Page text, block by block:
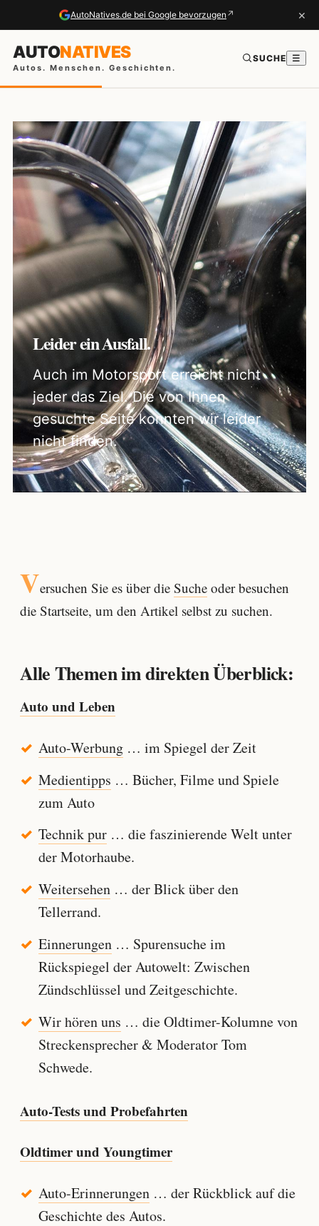
AutoNatives.de bei Google bevorzugen ↗ ×
AUTONATIVES
Autos. Menschen. Geschichten.
SUCHE ☰
Leider ein Ausfall.
Auch im Motorsport erreicht nicht
jeder das Ziel. Die von Ihnen
gesuchte Seite konnten wir leider
nicht finden.
Versuchen Sie es über die Sucheoder besuchen
die Startseite, um den Artikel selbst zu suchen.
Alle Themen im direkten Überblick:
Auto und Leben
Auto-Werbung… im Spiegel der Zeit
Medientipps … Bücher, Filme und Spiele
zum Auto
Technik pur… die faszinierende Welt unter
der Motorhaube.
Weitersehen… der Blick über den
Tellerrand.
Einnerungen… Spurensuche im
Rückspiegel der Autowelt: Zwischen
Zündschlüssel und Zeitgeschichte.
Wir hören uns … die Oldtimer-Kolumne von
Streckensprecher & Moderator Tom
Schwede.
Auto-Tests und Probefahrten
Oldtimer und Youngtimer
Auto-Erinnerungen… der Rückblick auf die
Geschichte des Autos.